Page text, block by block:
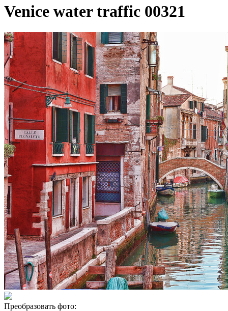
Venice water traffic 00321
Преобразовать фото: